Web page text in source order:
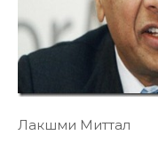
Лакшми Миттал